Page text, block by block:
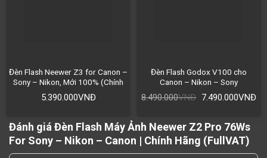
Đèn Flash Neewer Z3 for Canon –
Sony – Nikon, Mới 100% (Chính
Hãng)
5.390.000VNĐ
Đèn Flash Godox V100 cho
Canon – Nikon – Sony
8.490.000VNĐ 7.490.000VNĐ
Đánh giá Đèn Flash Máy Ảnh Neewer Z2 Pro 76Ws
For Sony – Nikon – Canon | Chính Hãng (FullVAT)